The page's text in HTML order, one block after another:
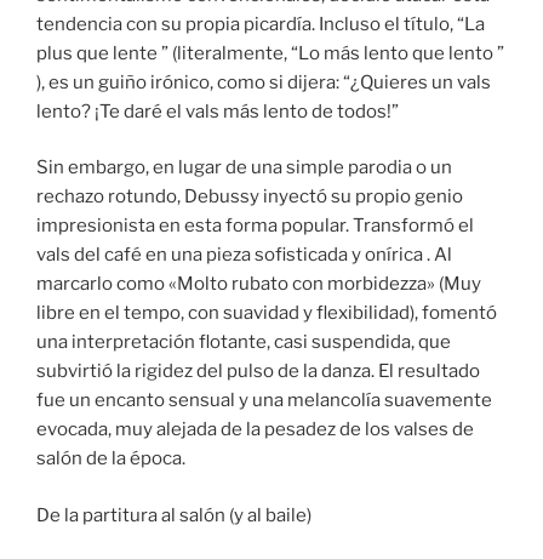
tendencia con su propia picardía. Incluso el título, “La
plus que lente ” (literalmente, “Lo más lento que lento ”
), es un guiño irónico, como si dijera: “¿Quieres un vals
lento? ¡Te daré el vals más lento de todos!”
Sin embargo, en lugar de una simple parodia o un
rechazo rotundo, Debussy inyectó su propio genio
impresionista en esta forma popular. Transformó el
vals del café en una pieza sofisticada y onírica . Al
marcarlo como «Molto rubato con morbidezza» (Muy
libre en el tempo, con suavidad y flexibilidad), fomentó
una interpretación flotante, casi suspendida, que
subvirtió la rigidez del pulso de la danza. El resultado
fue un encanto sensual y una melancolía suavemente
evocada, muy alejada de la pesadez de los valses de
salón de la época.
De la partitura al salón (y al baile)